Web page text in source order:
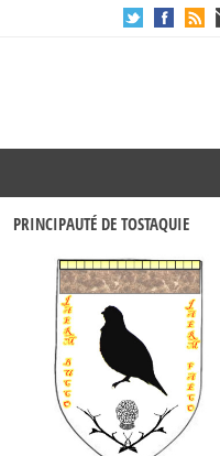
PRINCIPAUTÉ DE TOSTAQUIE